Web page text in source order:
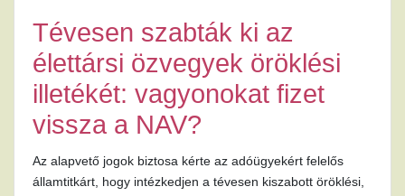
Tévesen szabták ki az
élettársi özvegyek öröklési
illetékét: vagyonokat fizet
vissza a NAV?
Az alapvető jogok biztosa kérte az adóügyekért felelős
államtitkárt, hogy intézkedjen a tévesen kiszabott öröklési,